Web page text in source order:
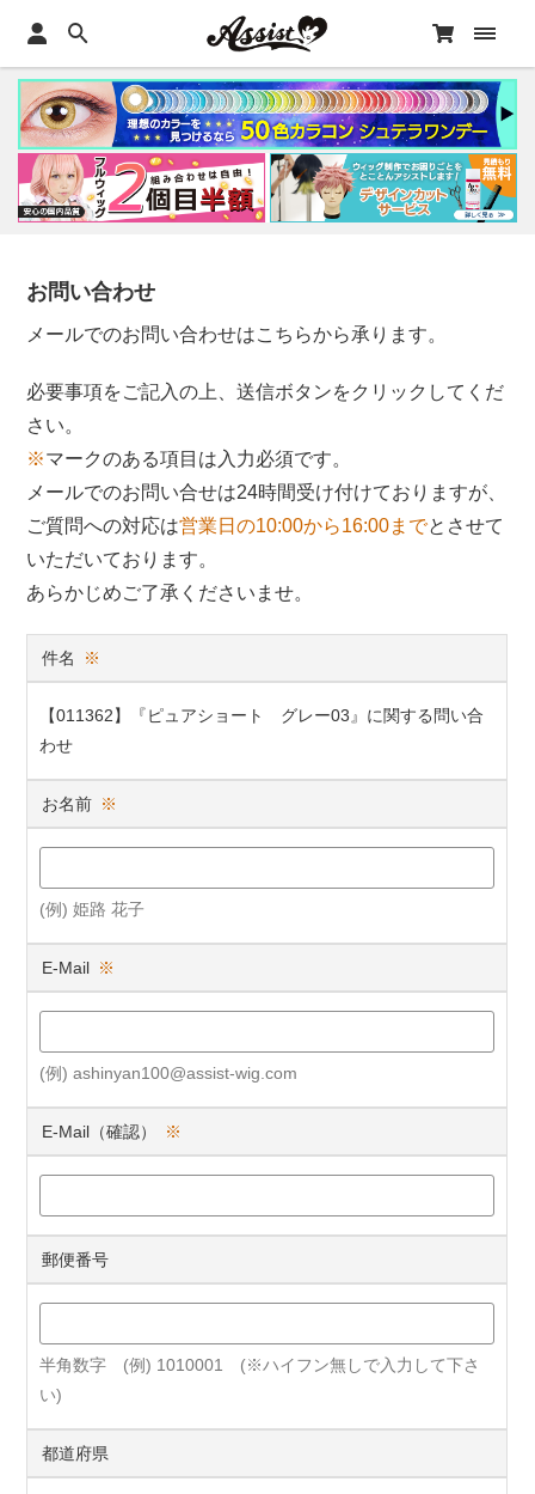
お問い合わせ
メールでのお問い合わせはこちらから承ります。
必要事項をご記入の上、送信ボタンをクリックしてくだ
さい。
※マークのある項目は入力必須です。
メールでのお問い合せは24時間受け付けておりますが、
ご質問への対応は営業日の10:00から16:00までとさせて
いただいております。
あらかじめご了承くださいませ。
件名 ※
【011362】『ピュアショート グレー03』に関する問い合
わせ
お名前 ※
(例) 姫路 花子
E-Mail ※
(例) ashinyan100@assist-wig.com
E-Mail（確認） ※
郵便番号
半角数字 (例) 1010001 (※ハイフン無しで入力して下さ
い)
都道府県